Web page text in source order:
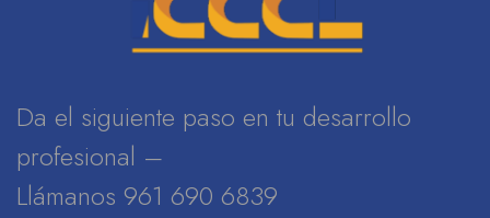
Da el siguiente paso en tu desarrollo
profesional –
Llámanos 961 690 6839